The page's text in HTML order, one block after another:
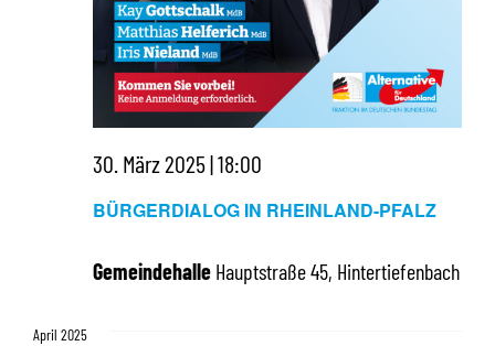
BÜRGERDIALOG IN RHEINLAND-PFALZ
30. März 2025 | 18:00
Gemeindehalle Hauptstraße 45, Hintertiefenbach
April 2025